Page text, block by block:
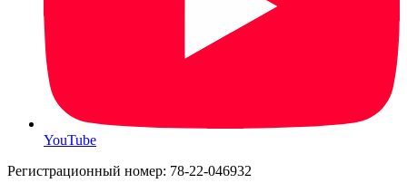
YouTube
Регистрационный номер: 78-22-046932